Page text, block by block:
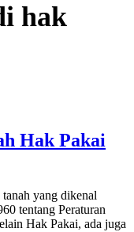
hak
Hak Pakai
yang dikenal
tentang Peraturan
Hak Pakai, ada juga